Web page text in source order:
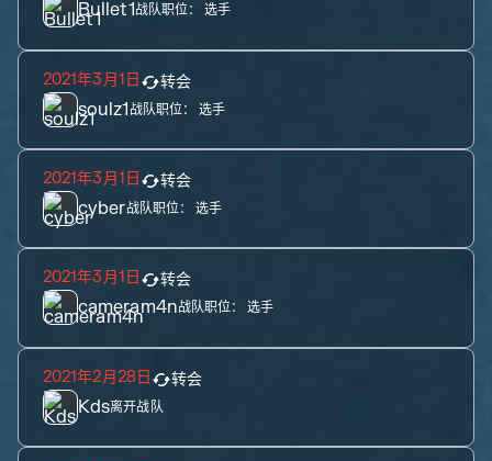
Bullet1战队职位： 选手
2021年3月1日 转会
soulz1战队职位： 选手
2021年3月1日 转会
cyber战队职位： 选手
2021年3月1日 转会
cameram4n战队职位： 选手
2021年2月28日 转会
Kds离开战队